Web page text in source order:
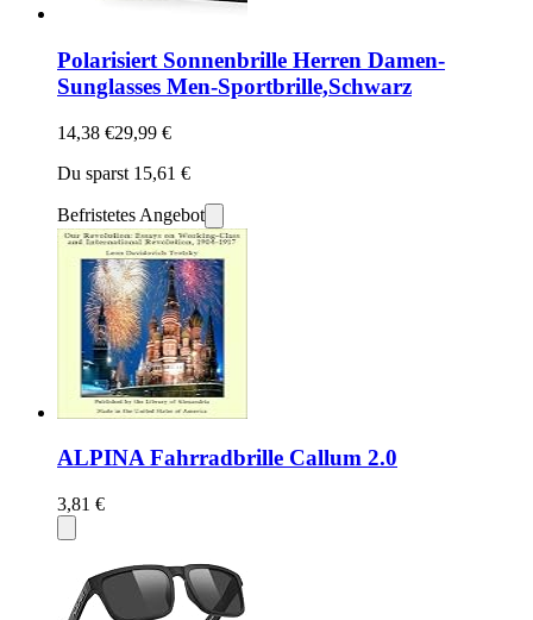
Polarisiert Sonnenbrille Herren Damen-
Sunglasses Men-Sportbrille,Schwarz
14,38 €29,99 €
Du sparst 15,61 €
Befristetes Angebot
ALPINA Fahrradbrille Callum 2.0
3,81 €